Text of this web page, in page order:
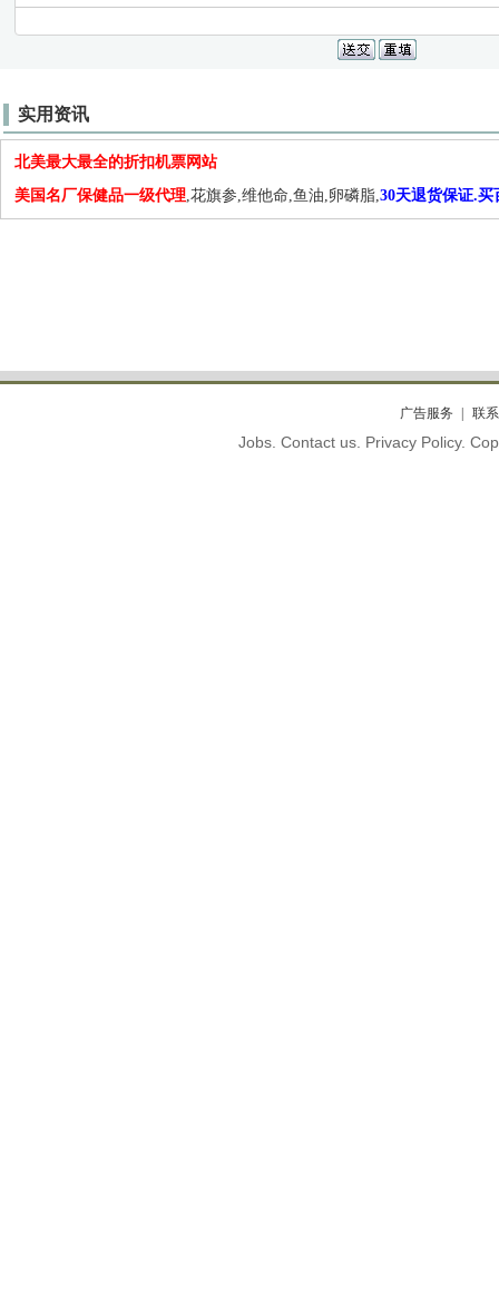
实用资讯
北美最大最全的折扣机票网站
美国名厂保健品一级代理,花旗参,维他命,鱼油,卵磷脂,30天退货保证.买
广告服务 联
Jobs. Contact us. Privacy Policy.